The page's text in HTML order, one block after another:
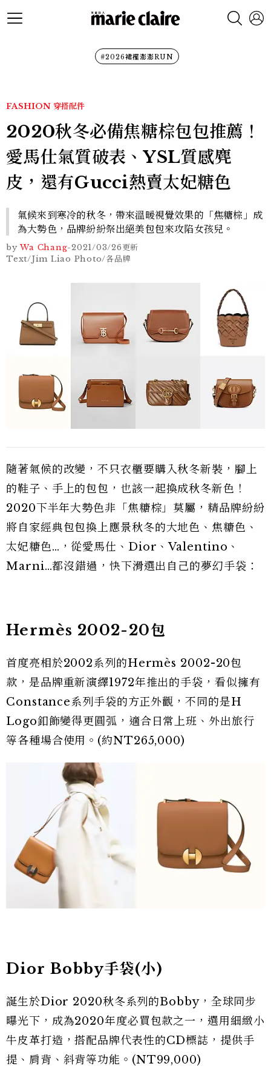
#2026裙襬澎澎RUN
FASHION 穿搭配件
2020秋冬必備焦糖棕包包推薦！
愛馬仕氣質破表、YSL質感麂
皮，還有Gucci熱賣太妃糖色
氣候來到寒冷的秋冬，帶來溫暖視覺效果的「焦糖棕」成
為大勢色，品牌紛紛祭出絕美包包來攻陷女孩兒。
by Wa Chang-2021/03/26更新
Text/Jim Liao Photo/各品牌
隨著氣候的改變，不只衣櫃要購入秋冬新裝，腳上
的鞋子、手上的包包，也該一起換成秋冬新色！
2020下半年大勢色非「焦糖棕」莫屬，精品牌紛紛
將自家經典包包換上應景秋冬的大地色、焦糖色、
太妃糖色…，從愛馬仕、Dior、Valentino、
Marni…都沒錯過，快下滑選出自己的夢幻手袋：
Hermès 2002-20包
首度亮相於2002系列的Hermès 2002-20包
款，是品牌重新演繹1972年推出的手袋，看似擁有
Constance系列手袋的方正外觀，不同的是H
Logo釦飾變得更圓弧，適合日常上班、外出旅行
等各種場合使用。(約NT265,000)
Dior Bobby手袋(小)
誕生於Dior 2020秋冬系列的Bobby，全球同步
曝光下，成為2020年度必買包款之一，選用細緻小
牛皮革打造，搭配品牌代表性的CD標誌，提供手
提、肩背、斜背等功能。(NT99,000)